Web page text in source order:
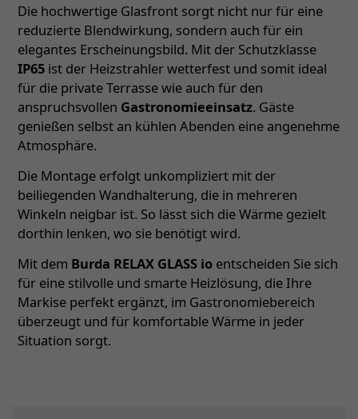
Die hochwertige Glasfront sorgt nicht nur für eine
reduzierte Blendwirkung, sondern auch für ein
elegantes Erscheinungsbild. Mit der Schutzklasse
IP65 ist der Heizstrahler wetterfest und somit ideal
für die private Terrasse wie auch für den
anspruchsvollen Gastronomieeinsatz. Gäste
genießen selbst an kühlen Abenden eine angenehme
Atmosphäre.
Die Montage erfolgt unkompliziert mit der
beiliegenden Wandhalterung, die in mehreren
Winkeln neigbar ist. So lässt sich die Wärme gezielt
dorthin lenken, wo sie benötigt wird.
Mit dem Burda RELAX GLASS io entscheiden Sie sich
für eine stilvolle und smarte Heizlösung, die Ihre
Markise perfekt ergänzt, im Gastronomiebereich
überzeugt und für komfortable Wärme in jeder
Situation sorgt.